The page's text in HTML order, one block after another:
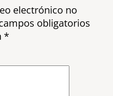
electrónico no
obligatorios
*